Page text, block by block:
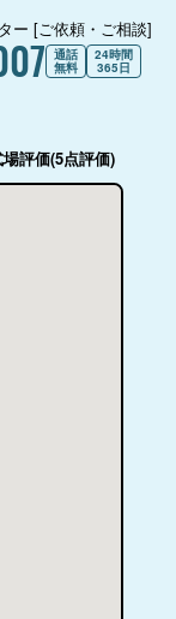
ー [ご依頼・ご相談]
通話
無料
24時間
365日
場評価(5点評価)